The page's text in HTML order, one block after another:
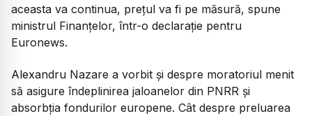
aceasta va continua, prețul va fi pe măsură, spune
ministrul Finanțelor, într-o declarație pentru
Euronews.
Alexandru Nazare a vorbit și despre moratoriul menit
să asigure îndeplinirea jaloanelor din PNRR şi
absorbţia fondurilor europene. Cât despre preluarea